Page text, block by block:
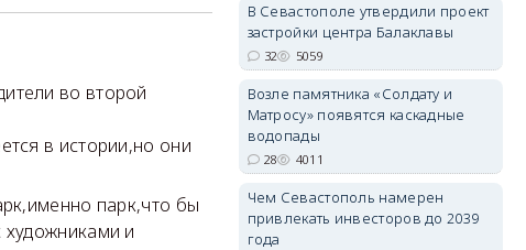
во второй
в истории,но они
парк,что бы
и
В Севастополе утвердили проект
застройки центра Балаклавы
32 5059
Возле памятника «Солдату и
Матросу» появятся каскадные
водопады
28 4011
Чем Севастополь намерен
привлекать инвесторов до 2039
года